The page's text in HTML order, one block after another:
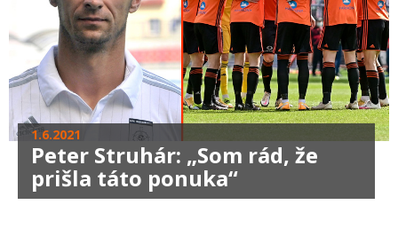
1.6.2021
Peter Struhár: „Som rád, že
prišla táto ponuka“